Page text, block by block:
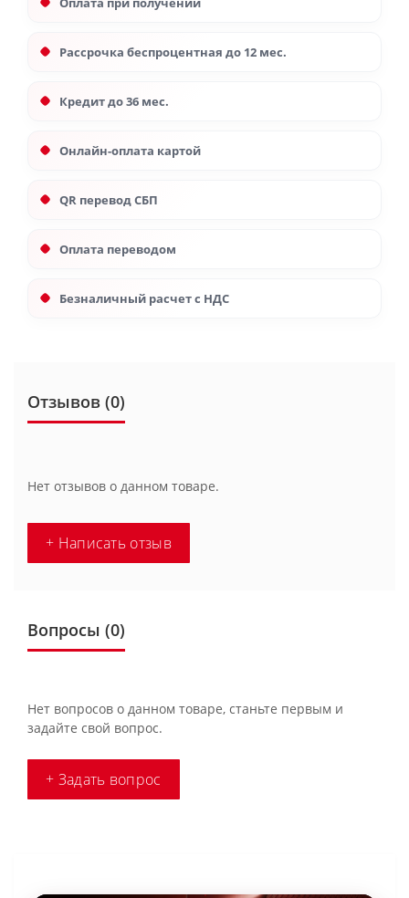
Рассрочка беспроцентная до 12 мес.
Кредит до 36 мес.
Онлайн-оплата картой
QR перевод СБП
Оплата переводом
Безналичный расчет с НДС
Отзывов (0)
Нет отзывов о данном товаре.
+ Написать отзыв
Вопросы (0)
Нет вопросов о данном товаре, станьте первым и
задайте свой вопрос.
+ Задать вопрос